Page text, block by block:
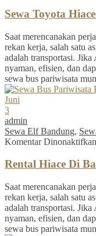
Sewa Toyota
Saat merencanakan
rekan kerja, salah satu
adalah transportasi.
nyaman, efisien, dan
sewa bus pariwisata
Juni
3
admin
Sewa Elf Bandung,
Komentar Dinonaktifkan
Rental Hiace Di
Saat merencanakan
rekan kerja, salah satu
adalah transportasi.
nyaman, efisien, dan
sewa bus pariwisata